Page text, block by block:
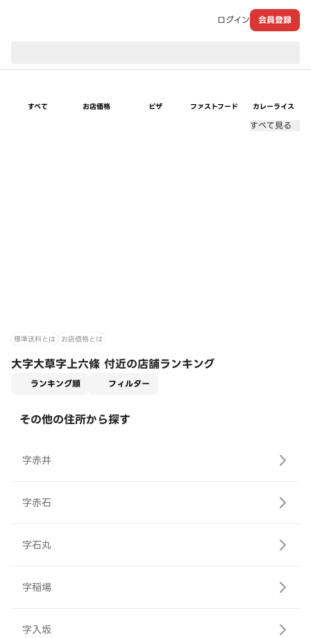
ログイン 会員登録
すべて お店価格 ピザ ファストフード カレーライス
すべて見る
標準送料とは お店価格とは
大字大草字上六條 付近の店舗ランキング
ランキング順 フィルター
その他の住所から探す
字赤井
字赤石
字石丸
字稲場
字入坂